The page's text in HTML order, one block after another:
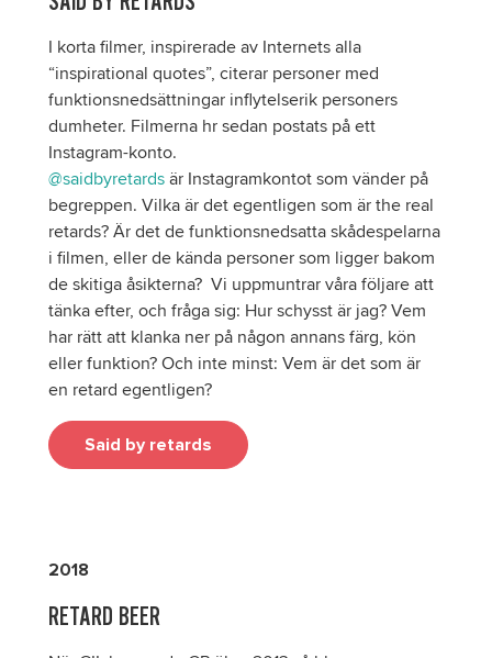
I korta filmer, inspirerade av Internets alla
“inspirational quotes”, citerar personer med
funktionsnedsättningar inflytelserik personers
dumheter. Filmerna hr sedan postats på ett
Instagram-konto.
@saidbyretards är Instagramkontot som vänder på
begreppen. Vilka är det egentligen som är the real
retards? Är det de funktionsnedsatta skådespelarna
i filmen, eller de kända personer som ligger bakom
de skitiga åsikterna? Vi uppmuntrar våra följare att
tänka efter, och fråga sig: Hur schysst är jag? Vem
har rätt att klanka ner på någon annans färg, kön
eller funktion? Och inte minst: Vem är det som är
en retard egentligen?
Said by retards
2018
RETARD BEER